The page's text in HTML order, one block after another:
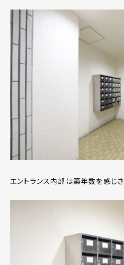
エントランス内部は築年数を感じ